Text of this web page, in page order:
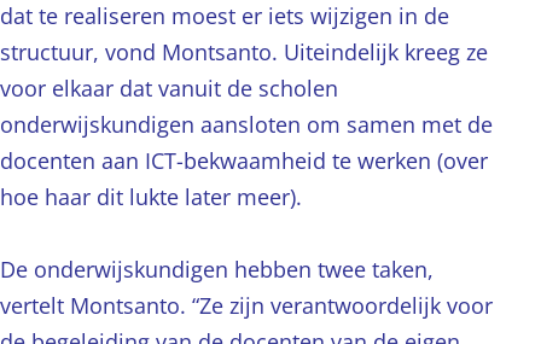
dat te realiseren moest er iets wijzigen in de
structuur, vond Montsanto. Uiteindelijk kreeg ze
voor elkaar dat vanuit de scholen
onderwijskundigen aansloten om samen met de
docenten aan ICT-bekwaamheid te werken (over
hoe haar dit lukte later meer).
De onderwijskundigen hebben twee taken,
vertelt Montsanto. “Ze zijn verantwoordelijk voor